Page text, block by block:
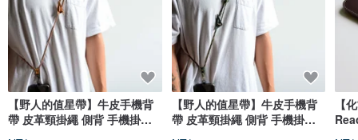
【野人的值星帶】牛皮手機背
帶 皮革頸掛繩 側背 手機掛繩
【野人的值星帶】牛皮手機背
帶 皮革頸掛繩 側背 手機掛繩
【